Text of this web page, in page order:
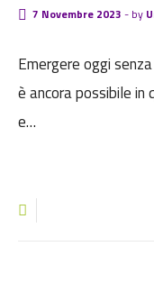
7 Novembre 2023 - by
Emergere oggi
è ancora possibile
e…